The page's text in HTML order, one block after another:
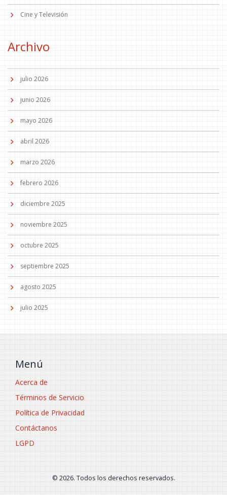
Cine y Televisión
Archivo
julio 2026
junio 2026
mayo 2026
abril 2026
marzo 2026
febrero 2026
diciembre 2025
noviembre 2025
octubre 2025
septiembre 2025
agosto 2025
julio 2025
Menú
Acerca de
Términos de Servicio
Política de Privacidad
Contáctanos
LGPD
© 2026. Todos los derechos reservados.